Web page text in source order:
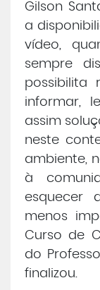
Gilson
a
vídeo,
sempre
possibilita
informar,
assim
neste
ambiente,
à
esquecer
menos
Curso de
do
finalizou.